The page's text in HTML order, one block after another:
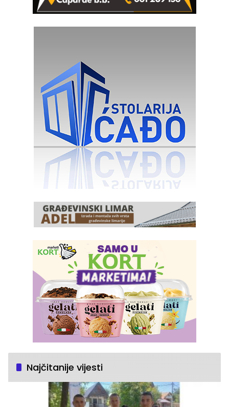
Najčitanije vijesti